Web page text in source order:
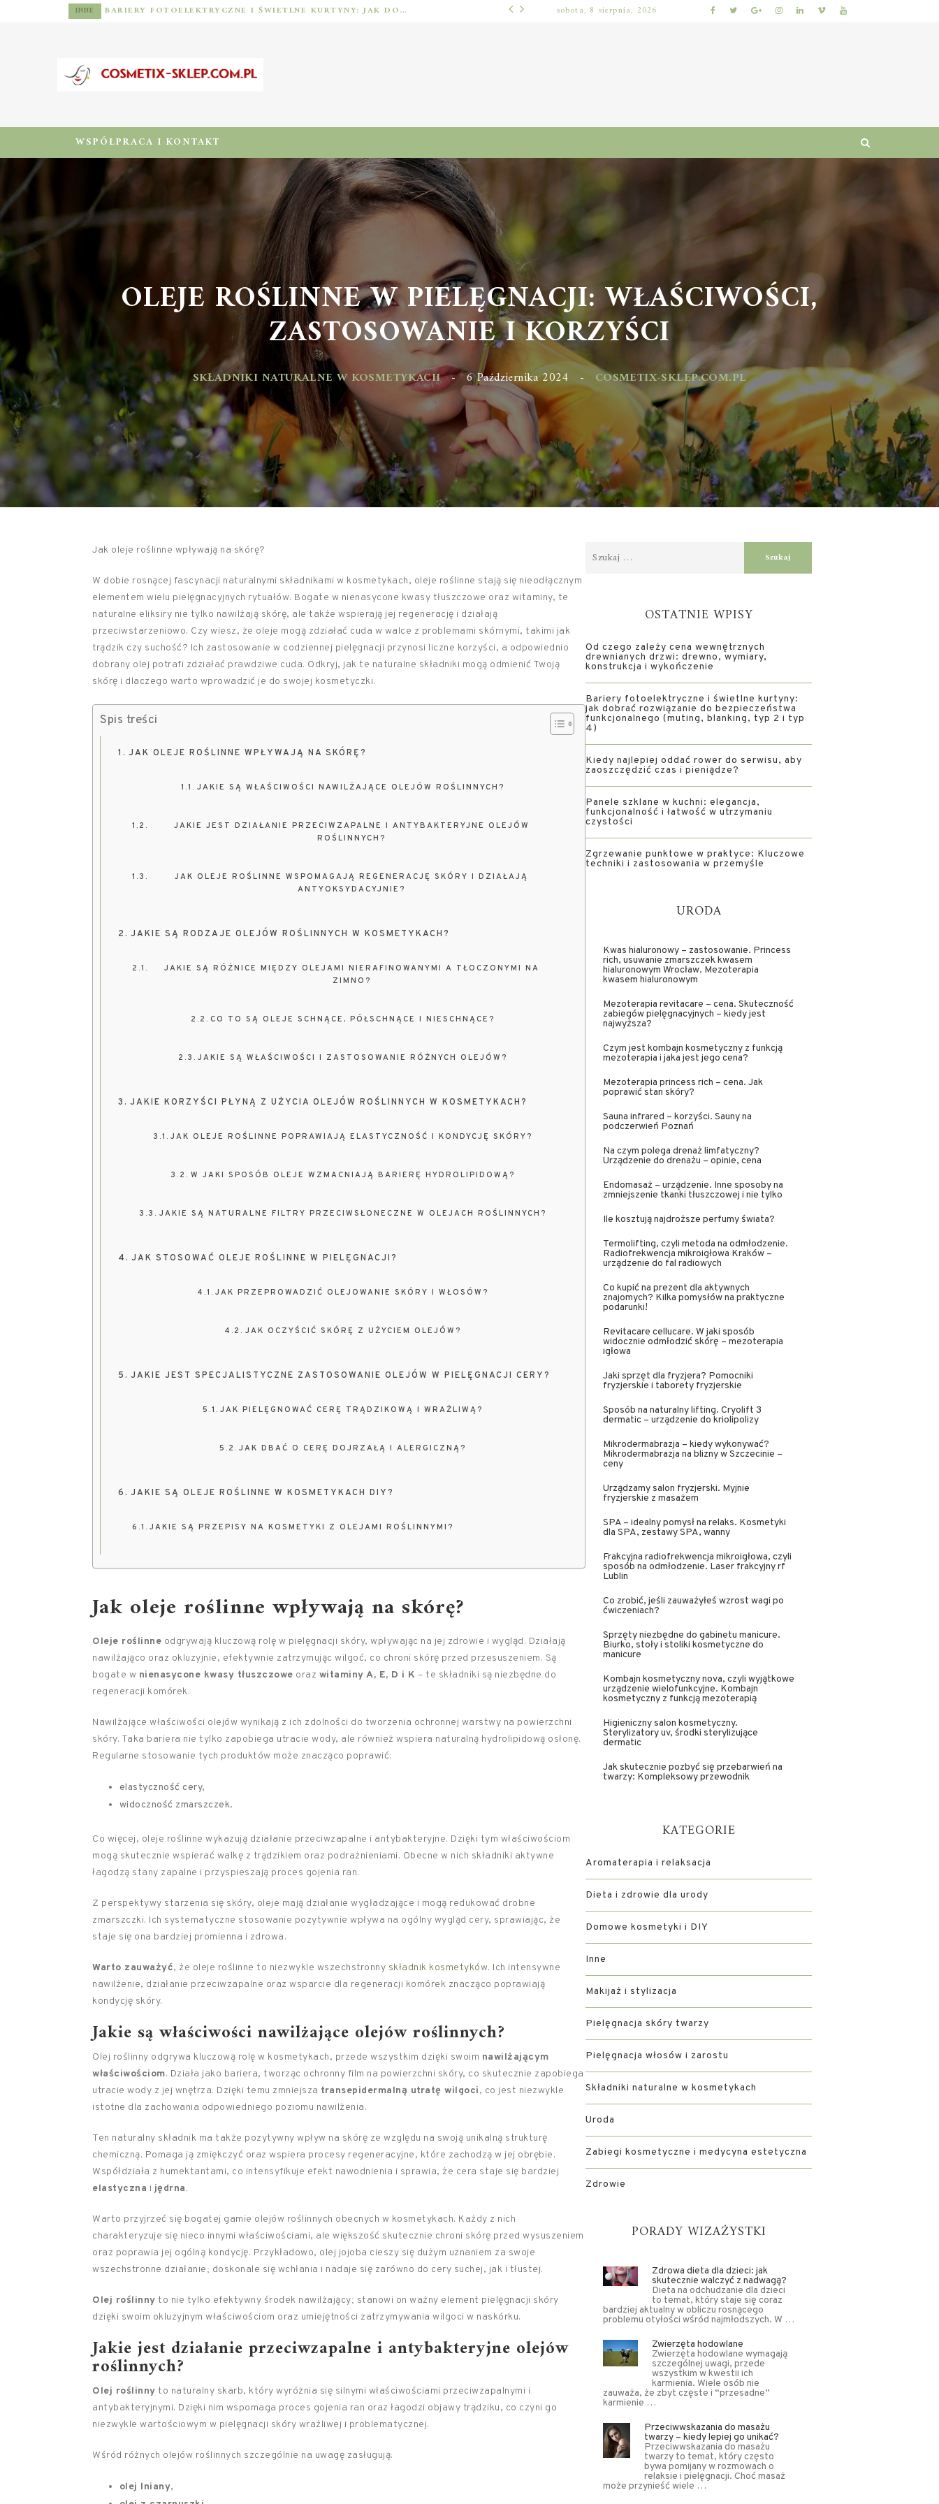
INNE BARIERY FOTOELEKTRYCZNE I ŚWIETLNE KURTYNY: JAK DOBRAĆ ROZWIĄZANIE DO BEZPIECZEŃSTWA FUNKCJONALNEGO (MUTING, BLANKING, TYP 2 I TYP 4) sobota, 8 sierpnia, 2026
WSPÓŁPRACA I KONTAKT
OLEJE ROŚLINNE W PIELĘGNACJI: WŁAŚCIWOŚCI,
ZASTOSOWANIE I KORZYŚCI
SKŁADNIKI NATURALNE W KOSMETYKACH - 6 Października 2024 - COSMETIX-SKLEP.COM.PL
Jak oleje roślinne wpływają na skórę?
W dobie rosnącej fascynacji naturalnymi składnikami w kosmetykach, oleje roślinne stają się nieodłącznym
elementem wielu pielęgnacyjnych rytuałów. Bogate w nienasycone kwasy tłuszczowe oraz witaminy, te
naturalne eliksiry nie tylko nawilżają skórę, ale także wspierają jej regenerację i działają
przeciwstarzeniowo. Czy wiesz, że oleje mogą zdziałać cuda w walce z problemami skórnymi, takimi jak
trądzik czy suchość? Ich zastosowanie w codziennej pielęgnacji przynosi liczne korzyści, a odpowiednio
dobrany olej potrafi zdziałać prawdziwe cuda. Odkryj, jak te naturalne składniki mogą odmienić Twoją
skórę i dlaczego warto wprowadzić je do swojej kosmetyczki.
Spis treści
JAK OLEJE ROŚLINNE WPŁYWAJĄ NA SKÓRĘ?
JAKIE SĄ WŁAŚCIWOŚCI NAWILŻAJĄCE OLEJÓW ROŚLINNYCH?
JAKIE JEST DZIAŁANIE PRZECIWZAPALNE I ANTYBAKTERYJNE OLEJÓW
ROŚLINNYCH?
JAK OLEJE ROŚLINNE WSPOMAGAJĄ REGENERACJĘ SKÓRY I DZIAŁAJĄ
ANTYOKSYDACYJNIE?
JAKIE SĄ RODZAJE OLEJÓW ROŚLINNYCH W KOSMETYKACH?
JAKIE SĄ RÓŻNICE MIĘDZY OLEJAMI NIERAFINOWANYMI A TŁOCZONYMI NA
ZIMNO?
CO TO SĄ OLEJE SCHNĄCE, PÓŁSCHNĄCE I NIESCHNĄCE?
JAKIE SĄ WŁAŚCIWOŚCI I ZASTOSOWANIE RÓŻNYCH OLEJÓW?
JAKIE KORZYŚCI PŁYNĄ Z UŻYCIA OLEJÓW ROŚLINNYCH W KOSMETYKACH?
JAK OLEJE ROŚLINNE POPRAWIAJĄ ELASTYCZNOŚĆ I KONDYCJĘ SKÓRY?
W JAKI SPOSÓB OLEJE WZMACNIAJĄ BARIERĘ HYDROLIPIDOWĄ?
JAKIE SĄ NATURALNE FILTRY PRZECIWSŁONECZNE W OLEJACH ROŚLINNYCH?
JAK STOSOWAĆ OLEJE ROŚLINNE W PIELĘGNACJI?
JAK PRZEPROWADZIĆ OLEJOWANIE SKÓRY I WŁOSÓW?
JAK OCZYŚCIĆ SKÓRĘ Z UŻYCIEM OLEJÓW?
JAKIE JEST SPECJALISTYCZNE ZASTOSOWANIE OLEJÓW W PIELĘGNACJI CERY?
JAK PIELĘGNOWAĆ CERĘ TRĄDZIKOWĄ I WRAŻLIWĄ?
JAK DBAĆ O CERĘ DOJRZAŁĄ I ALERGICZNĄ?
JAKIE SĄ OLEJE ROŚLINNE W KOSMETYKACH DIY?
JAKIE SĄ PRZEPISY NA KOSMETYKI Z OLEJAMI ROŚLINNYMI?
Jak oleje roślinne wpływają na skórę?
Oleje roślinne odgrywają kluczową rolę w pielęgnacji skóry, wpływając na jej zdrowie i wygląd. Działają
nawilżająco oraz okluzyjnie, efektywnie zatrzymując wilgoć, co chroni skórę przed przesuszeniem. Są
bogate w nienasycone kwasy tłuszczowe oraz witaminy A, E, D i K – te składniki są niezbędne do
regeneracji komórek.
Nawilżające właściwości olejów wynikają z ich zdolności do tworzenia ochronnej warstwy na powierzchni
skóry. Taka bariera nie tylko zapobiega utracie wody, ale również wspiera naturalną hydrolipidową osłonę.
Regularne stosowanie tych produktów może znacząco poprawić:
elastyczność cery,
widoczność zmarszczek.
Co więcej, oleje roślinne wykazują działanie przeciwzapalne i antybakteryjne. Dzięki tym właściwościom
mogą skutecznie wspierać walkę z trądzikiem oraz podrażnieniami. Obecne w nich składniki aktywne
łagodzą stany zapalne i przyspieszają proces gojenia ran.
Z perspektywy starzenia się skóry, oleje mają działanie wygładzające i mogą redukować drobne
zmarszczki. Ich systematyczne stosowanie pozytywnie wpływa na ogólny wygląd cery, sprawiając, że
staje się ona bardziej promienna i zdrowa.
Warto zauważyć, że oleje roślinne to niezwykle wszechstronny składnik kosmetyków. Ich intensywne
nawilżenie, działanie przeciwzapalne oraz wsparcie dla regeneracji komórek znacząco poprawiają
kondycję skóry.
Jakie są właściwości nawilżające olejów roślinnych?
Olej roślinny odgrywa kluczową rolę w kosmetykach, przede wszystkim dzięki swoim nawilżającym
właściwościom. Działa jako bariera, tworząc ochronny film na powierzchni skóry, co skutecznie zapobiega
utracie wody z jej wnętrza. Dzięki temu zmniejsza transepidermalną utratę wilgoci, co jest niezwykle
istotne dla zachowania odpowiedniego poziomu nawilżenia.
Ten naturalny składnik ma także pozytywny wpływ na skórę ze względu na swoją unikalną strukturę
chemiczną. Pomaga ją zmiękczyć oraz wspiera procesy regeneracyjne, które zachodzą w jej obrębie.
Współdziała z humektantami, co intensyfikuje efekt nawodnienia i sprawia, że cera staje się bardziej
elastyczna i jędrna.
Warto przyjrzeć się bogatej gamie olejów roślinnych obecnych w kosmetykach. Każdy z nich
charakteryzuje się nieco innymi właściwościami, ale większość skutecznie chroni skórę przed wysuszeniem
oraz poprawia jej ogólną kondycję. Przykładowo, olej jojoba cieszy się dużym uznaniem za swoje
wszechstronne działanie; doskonale się wchłania i nadaje się zarówno do cery suchej, jak i tłustej.
Olej roślinny to nie tylko efektywny środek nawilżający; stanowi on ważny element pielęgnacji skóry
dzięki swoim okluzyjnym właściwościom oraz umiejętności zatrzymywania wilgoci w naskórku.
Jakie jest działanie przeciwzapalne i antybakteryjne olejów
roślinnych?
Olej roślinny to naturalny skarb, który wyróżnia się silnymi właściwościami przeciwzapalnymi i
antybakteryjnymi. Dzięki nim wspomaga proces gojenia ran oraz łagodzi objawy trądziku, co czyni go
niezwykle wartościowym w pielęgnacji skóry wrażliwej i problematycznej.
Wśród różnych olejów roślinnych szczególnie na uwagę zasługują:
olej lniany,
OSTATNIE WPISY
Od czego zależy cena wewnętrznych
drewnianych drzwi: drewno, wymiary,
konstrukcja i wykończenie
Bariery fotoelektryczne i świetlne kurtyny:
jak dobrać rozwiązanie do bezpieczeństwa
funkcjonalnego (muting, blanking, typ 2 i typ
4)
Kiedy najlepiej oddać rower do serwisu, aby
zaoszczędzić czas i pieniądze?
Panele szklane w kuchni: elegancja,
funkcjonalność i łatwość w utrzymaniu
czystości
Zgrzewanie punktowe w praktyce: Kluczowe
techniki i zastosowania w przemyśle
URODA
Kwas hialuronowy – zastosowanie. Princess
rich, usuwanie zmarszczek kwasem
hialuronowym Wrocław. Mezoterapia
kwasem hialuronowym
Mezoterapia revitacare – cena. Skuteczność
zabiegów pielęgnacyjnych – kiedy jest
najwyższa?
Czym jest kombajn kosmetyczny z funkcją
mezoterapia i jaka jest jego cena?
Mezoterapia princess rich – cena. Jak
poprawić stan skóry?
Sauna infrared – korzyści. Sauny na
podczerwień Poznań
Na czym polega drenaż limfatyczny?
Urządzenie do drenażu – opinie, cena
Endomasaż – urządzenie. Inne sposoby na
zmniejszenie tkanki tłuszczowej i nie tylko
Ile kosztują najdroższe perfumy świata?
Termolifting, czyli metoda na odmłodzenie.
Radiofrekwencja mikroigłowa Kraków –
urządzenie do fal radiowych
Co kupić na prezent dla aktywnych
znajomych? Kilka pomysłów na praktyczne
podarunki!
Revitacare cellucare. W jaki sposób
widocznie odmłodzić skórę – mezoterapia
igłowa
Jaki sprzęt dla fryzjera? Pomocniki
fryzjerskie i taborety fryzjerskie
Sposób na naturalny lifting. Cryolift 3
dermatic – urządzenie do kriolipolizy
Mikrodermabrazja – kiedy wykonywać?
Mikrodermabrazja na blizny w Szczecinie –
ceny
Urządzamy salon fryzjerski. Myjnie
fryzjerskie z masażem
SPA – idealny pomysł na relaks. Kosmetyki
dla SPA, zestawy SPA, wanny
Frakcyjna radiofrekwencja mikroigłowa, czyli
sposób na odmłodzenie. Laser frakcyjny rf
Lublin
Co zrobić, jeśli zauważyłeś wzrost wagi po
ćwiczeniach?
Sprzęty niezbędne do gabinetu manicure.
Biurko, stoły i stoliki kosmetyczne do
manicure
Kombajn kosmetyczny nova, czyli wyjątkowe
urządzenie wielofunkcyjne. Kombajn
kosmetyczny z funkcją mezoterapią
Higieniczny salon kosmetyczny.
Sterylizatory uv, środki sterylizujące
dermatic
Jak skutecznie pozbyć się przebarwień na
twarzy: Kompleksowy przewodnik
KATEGORIE
Aromaterapia i relaksacja
Dieta i zdrowie dla urody
Domowe kosmetyki i DIY
Inne
Makijaż i stylizacja
Pielęgnacja skóry twarzy
Pielęgnacja włosów i zarostu
Składniki naturalne w kosmetykach
Uroda
Zabiegi kosmetyczne i medycyna estetyczna
Zdrowie
PORADY WIZAŻYSTKI
Zdrowa dieta dla dzieci: jak
skutecznie walczyć z nadwagą?
Dieta na odchudzanie dla dzieci
to temat, który staje się coraz
bardziej aktualny w obliczu rosnącego
problemu otyłości wśród najmłodszych. W …
Zwierzęta hodowlane
Zwierzęta hodowlane wymagają
szczególnej uwagi, przede
wszystkim w kwestii ich
karmienia. Wiele osób nie
zauważa, że zbyt częste i “przesadne”
karmienie …
Przeciwwskazania do masażu
twarzy – kiedy lepiej go unikać?
Przeciwwskazania do masażu
twarzy to temat, który często
bywa pomijany w rozmowach o
relaksie i pielęgnacji. Choć masaż
może przynieść wiele …